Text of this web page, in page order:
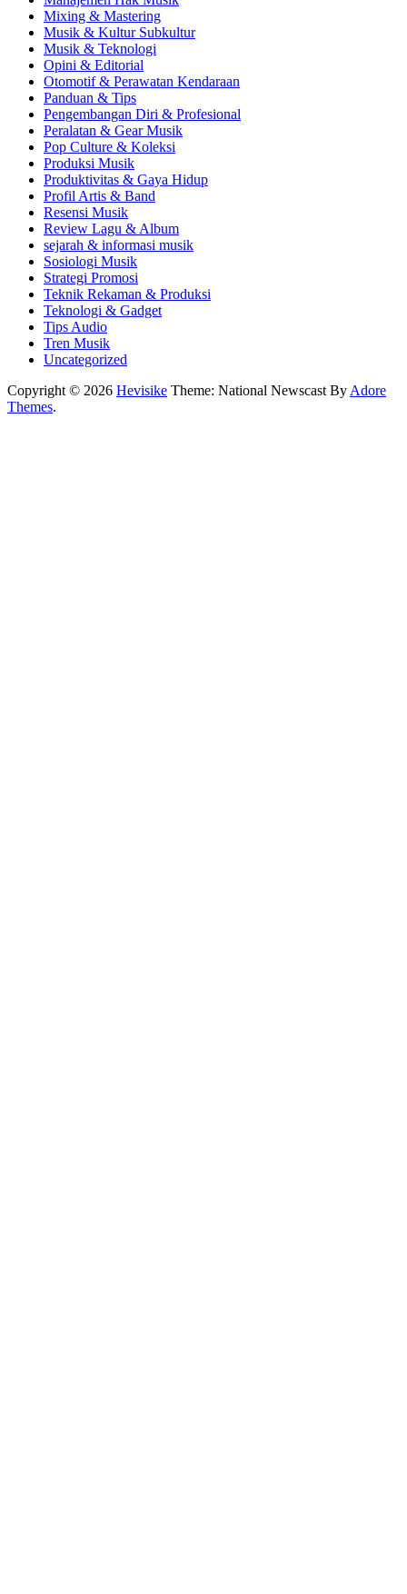
Mixing & Mastering
Musik & Kultur Subkultur
Musik & Teknologi
Opini & Editorial
Otomotif & Perawatan Kendaraan
Panduan & Tips
Pengembangan Diri & Profesional
Peralatan & Gear Musik
Pop Culture & Koleksi
Produksi Musik
Produktivitas & Gaya Hidup
Profil Artis & Band
Resensi Musik
Review Lagu & Album
sejarah & informasi musik
Sosiologi Musik
Strategi Promosi
Teknik Rekaman & Produksi
Teknologi & Gadget
Tips Audio
Tren Musik
Uncategorized
Copyright © 2026 Hevisike Theme: National Newscast By Adore
Themes.